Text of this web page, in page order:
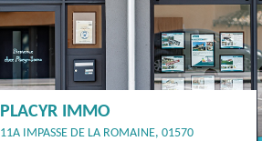
PLACYR IMMO
11A IMPASSE DE LA ROMAINE, 01570